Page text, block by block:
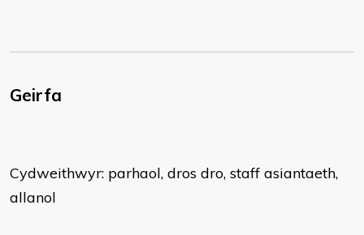
Geirfa
Cydweithwyr: parhaol, dros dro, staff asiantaeth,
allanol